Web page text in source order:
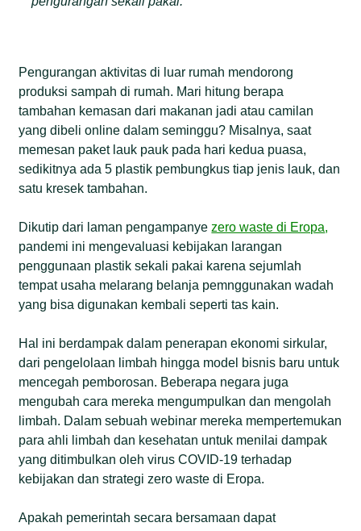
Pengurangan aktivitas di luar rumah mendorong
produksi sampah di rumah. Mari hitung berapa
tambahan kemasan dari makanan jadi atau camilan
yang dibeli online dalam seminggu? Misalnya, saat
memesan paket lauk pauk pada hari kedua puasa,
sedikitnya ada 5 plastik pembungkus tiap jenis lauk, dan
satu kresek tambahan.
Dikutip dari laman pengampanyezero waste di Eropa,
pandemi ini mengevaluasi kebijakan larangan
penggunaan plastik sekali pakai karena sejumlah
tempat usaha melarang belanja pemnggunakan wadah
yang bisa digunakan kembali seperti tas kain.
Hal ini berdampak dalam penerapan ekonomi sirkular,
dari pengelolaan limbah hingga model bisnis baru untuk
mencegah pemborosan. Beberapa negara juga
mengubah cara mereka mengumpulkan dan mengolah
limbah. Dalam sebuah webinar mereka mempertemukan
para ahli limbah dan kesehatan untuk menilai dampak
yang ditimbulkan oleh virus COVID-19 terhadap
kebijakan dan strategi zero waste di Eropa.
Apakah pemerintah secara bersamaan dapat